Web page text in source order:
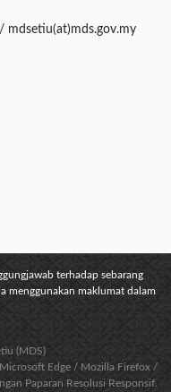
mdsetiu(at)mds.gov.my
terhadap sebarang
menggunakan maklumat dalam
(MDS)
Microsoft Edge / Mozilla Firefox /
Paparan Resolusi Responsif.